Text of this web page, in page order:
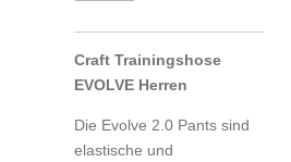
Craft Trainingshose
EVOLVE Herren
Die Evolve 2.0 Pants sind
elastische und